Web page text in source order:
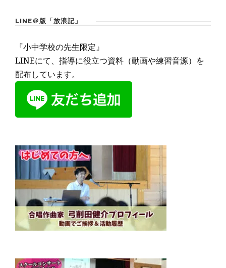
LINE＠版「放浪記」
『小中学校の先生限定』
LINEにて、指導に役立つ資料（動画や練習音源）を
配布しています。